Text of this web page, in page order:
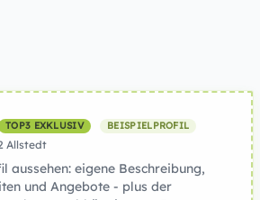
TOP3 EXKLUSIV BEISPIELPROFIL
Allstedt
aussehen: eigene Beschreibung,
und Angebote - plus der